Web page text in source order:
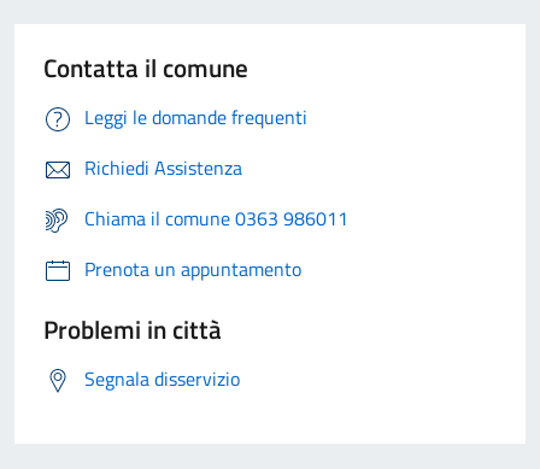
Contatta il comune
Leggi le domande frequenti
Richiedi Assistenza
Chiama il comune 0363 986011
Prenota un appuntamento
Problemi in città
Segnala disservizio